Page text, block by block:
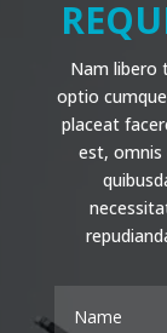
Nam libero
optio
placeat
est, omnis